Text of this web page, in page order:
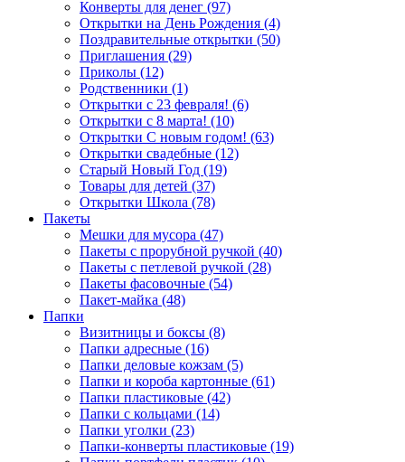
Конверты для денег (97)
Открытки на День Рождения (4)
Поздравительные открытки (50)
Приглашения (29)
Приколы (12)
Родственники (1)
Открытки с 23 февраля! (6)
Открытки с 8 марта! (10)
Открытки С новым годом! (63)
Открытки свадебные (12)
Старый Новый Год (19)
Товары для детей (37)
Открытки Школа (78)
Пакеты
Мешки для мусора (47)
Пакеты с прорубной ручкой (40)
Пакеты с петлевой ручкой (28)
Пакеты фасовочные (54)
Пакет-майка (48)
Папки
Визитницы и боксы (8)
Папки адресные (16)
Папки деловые кожзам (5)
Папки и короба картонные (61)
Папки пластиковые (42)
Папки с кольцами (14)
Папки уголки (23)
Папки-конверты пластиковые (19)